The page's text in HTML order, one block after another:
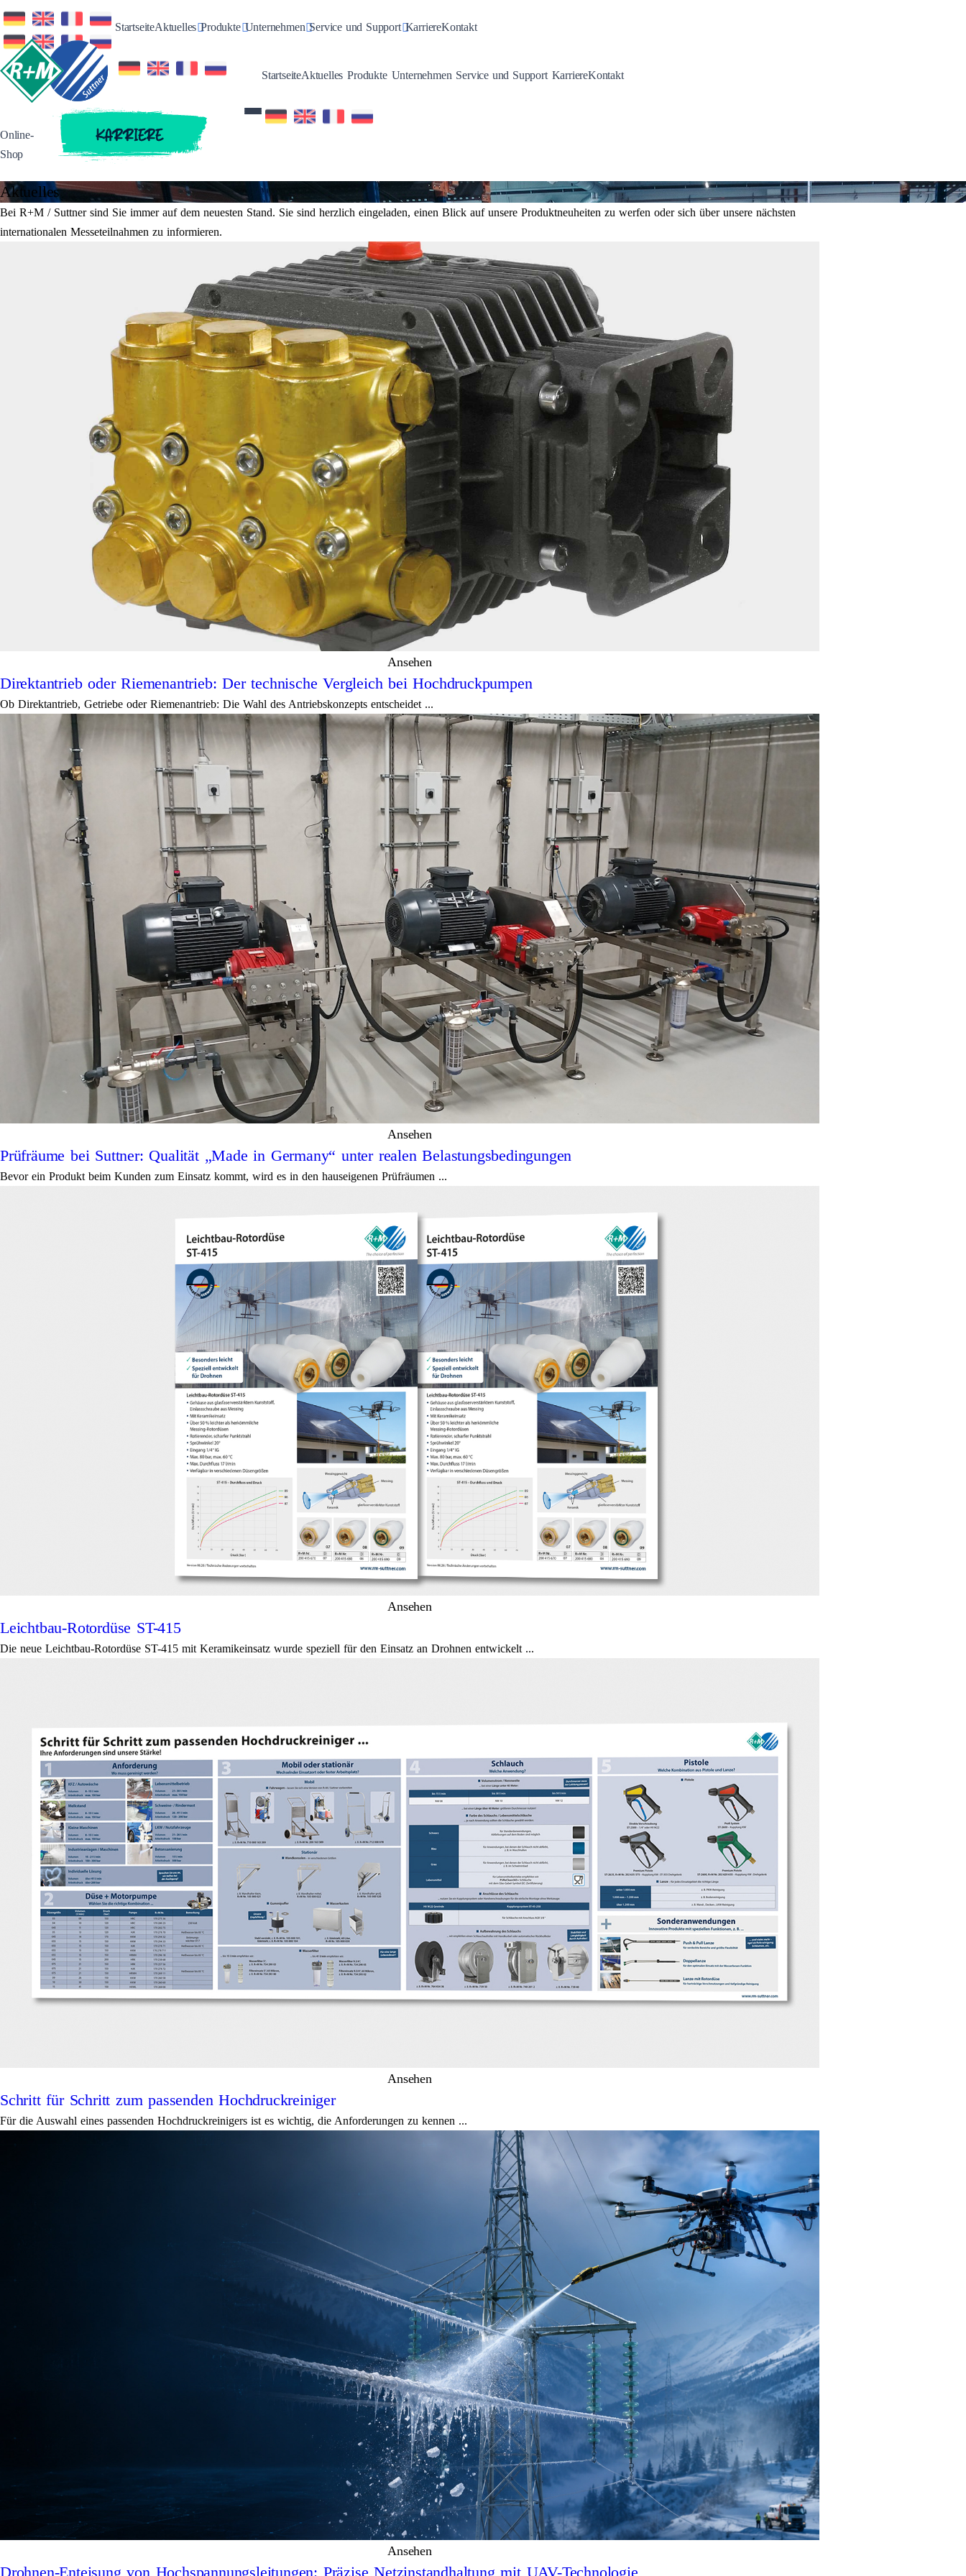
StartseiteAktuellesToggle Dropdown
ProdukteToggle Dropdown
UnternehmenToggle Dropdown
Service und SupportToggle Dropdown
KarriereKontakt
Online-
Shop
KARRIERE
StartseiteAktuellesToggle Dropdown
ProdukteToggle Dropdown
UnternehmenToggle Dropdown
Service und SupportToggle Dropdown
KarriereKontakt
Aktuelles
Bei R+M / Suttner sind Sie immer auf dem neuesten Stand. Sie sind herzlich eingeladen, einen Blick auf unsere Produktneuheiten zu werfen oder sich über unsere nächsten
internationalen Messeteilnahmen zu informieren.
Ansehen
Direktantrieb oder Riemenantrieb: Der technische Vergleich bei Hochdruckpumpen
Ob Direktantrieb, Getriebe oder Riemenantrieb: Die Wahl des Antriebskonzepts entscheidet ...
Ansehen
Prüfräume bei Suttner: Qualität „Made in Germany“ unter realen Belastungsbedingungen
Bevor ein Produkt beim Kunden zum Einsatz kommt, wird es in den hauseigenen Prüfräumen ...
Ansehen
Leichtbau-Rotordüse ST-415
Die neue Leichtbau-Rotordüse ST-415 mit Keramikeinsatz wurde speziell für den Einsatz an Drohnen entwickelt ...
Ansehen
Schritt für Schritt zum passenden Hochdruckreiniger
Für die Auswahl eines passenden Hochdruckreinigers ist es wichtig, die Anforderungen zu kennen ...
Ansehen
Drohnen-Enteisung von Hochspannungsleitungen: Präzise Netzinstandhaltung mit UAV-Technologie